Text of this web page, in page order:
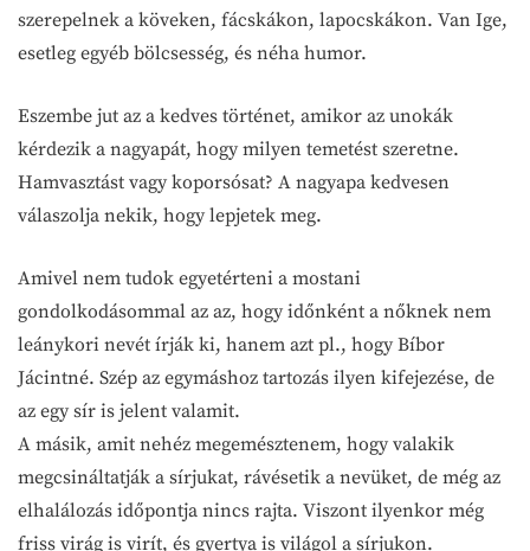
szerepelnek a köveken, fácskákon, lapocskákon. Van Ige,
esetleg egyéb bölcsesség, és néha humor.
Eszembe jut az a kedves történet, amikor az unokák
kérdezik a nagyapát, hogy milyen temetést szeretne.
Hamvasztást vagy koporsósat? A nagyapa kedvesen
válaszolja nekik, hogy lepjetek meg.
Amivel nem tudok egyetérteni a mostani
gondolkodásommal az az, hogy időnként a nőknek nem
leánykori nevét írják ki, hanem azt pl., hogy Bíbor
Jácintné. Szép az egymáshoz tartozás ilyen kifejezése, de
az egy sír is jelent valamit.
A másik, amit nehéz megemésztenem, hogy valakik
megcsináltatják a sírjukat, rávésetik a nevüket, de még az
elhalálozás időpontja nincs rajta. Viszont ilyenkor még
friss virág is virít, és gyertya is világol a sírjukon.